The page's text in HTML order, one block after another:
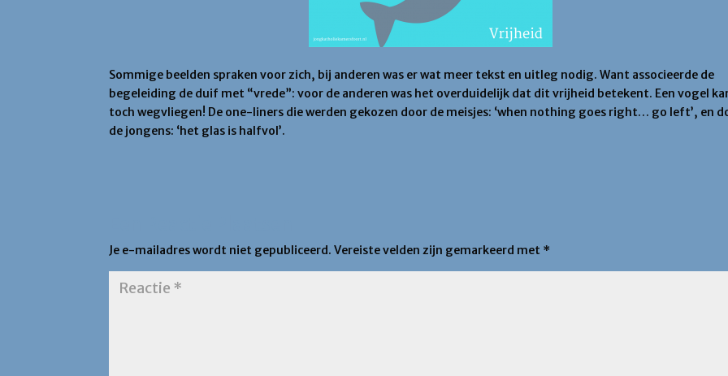
Sommige beelden spraken voor zich, bij anderen was er wat meer tekst en uitleg nodig. Want associeerde de
begeleiding de duif met “vrede”: voor de anderen was het overduidelijk dat dit vrijheid betekent. Een vogel
toch wegvliegen! De one-liners die werden gekozen door de meisjes: ‘when nothing goes right… go left’, en
de jongens: ‘het glas is halfvol’.
Je e-mailadres wordt niet gepubliceerd. Vereiste velden zijn gemarkeerd met *